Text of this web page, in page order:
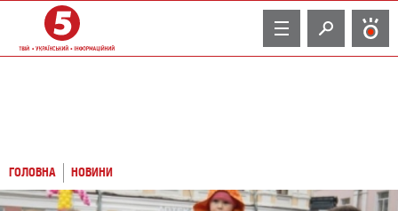
TV
ГОЛОВНА НОВИНИ